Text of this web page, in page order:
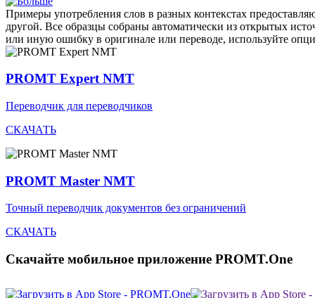
Примеры употребления слов в разных контекстах
другой. Все образцы собраны автоматически из открытых
или иную ошибку в оригинале или переводе, используйте
PROMT Expert NMT
Переводчик для переводчиков
СКАЧАТЬ
PROMT Master NMT
Точный переводчик документов без ограничений
СКАЧАТЬ
Скачайте мобильное приложение PROMT.One